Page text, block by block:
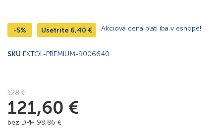
-5% Ušetríte 6,40 € Akciová cena platí iba v eshope!
SKU EXTOL-PREMIUM-9006640
128€
121,60 €
bez DPH 98,86 €